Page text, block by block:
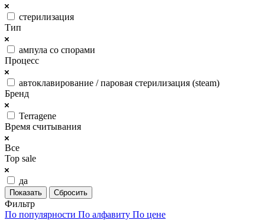
стерилизация
Тип
ампула со спорами
Процесс
автоклавирование / паровая стерилизация (steam)
Бренд
Terragene
Время считывания
Все
Top sale
да
Сбросить
Фильтр
По популярности По алфавиту По цене